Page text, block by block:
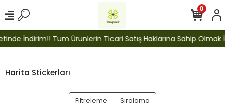
İndirim!! Tüm Ürünlerin Ticari Satış Haklarına Sahip Olmak
0
Harita Stickerları
Filtreleme Sıralama